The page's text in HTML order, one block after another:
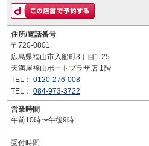
住所/電話番号
〒720-0801
広島県福山市入船町3丁目1-25
天満屋福山ポートプラザ店 1階
TEL： 0120-276-008
TEL： 084-973-3722
営業時間
午前10時〜午後9時
受付時間